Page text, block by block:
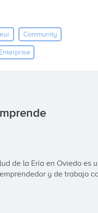
Community
Enterprise
de la Ería en Oviedo es
y de trabajo